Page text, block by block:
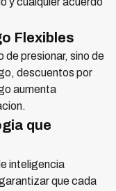
Flexibles
presionar, sino de
descuentos por
aumenta
que
inteligencia
que cada